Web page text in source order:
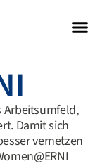
Arbeitsumfeld,
Damit sich
vernetzen